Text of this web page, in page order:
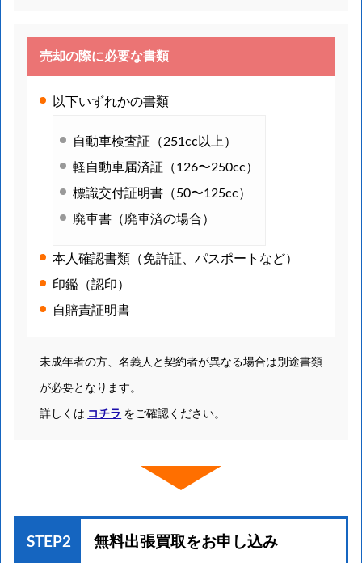
売却の際に必要な書類
以下いずれかの書類
自動車検査証（251cc以上）
軽自動車届済証（126〜250cc）
標識交付証明書（50〜125cc）
廃車書（廃車済の場合）
本人確認書類（免許証、パスポートなど）
印鑑（認印）
自賠責証明書
未成年者の方、名義人と契約者が異なる場合は別途書類
が必要となります。
詳しくは コチラ をご確認ください。
STEP2 無料出張買取をお申し込み